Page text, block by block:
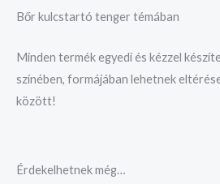
Bőr kulcstartó tenger témában
Minden termék egyedi és kézzel
színében, formájában lehetnek
között!
Érdekelhetnek még…